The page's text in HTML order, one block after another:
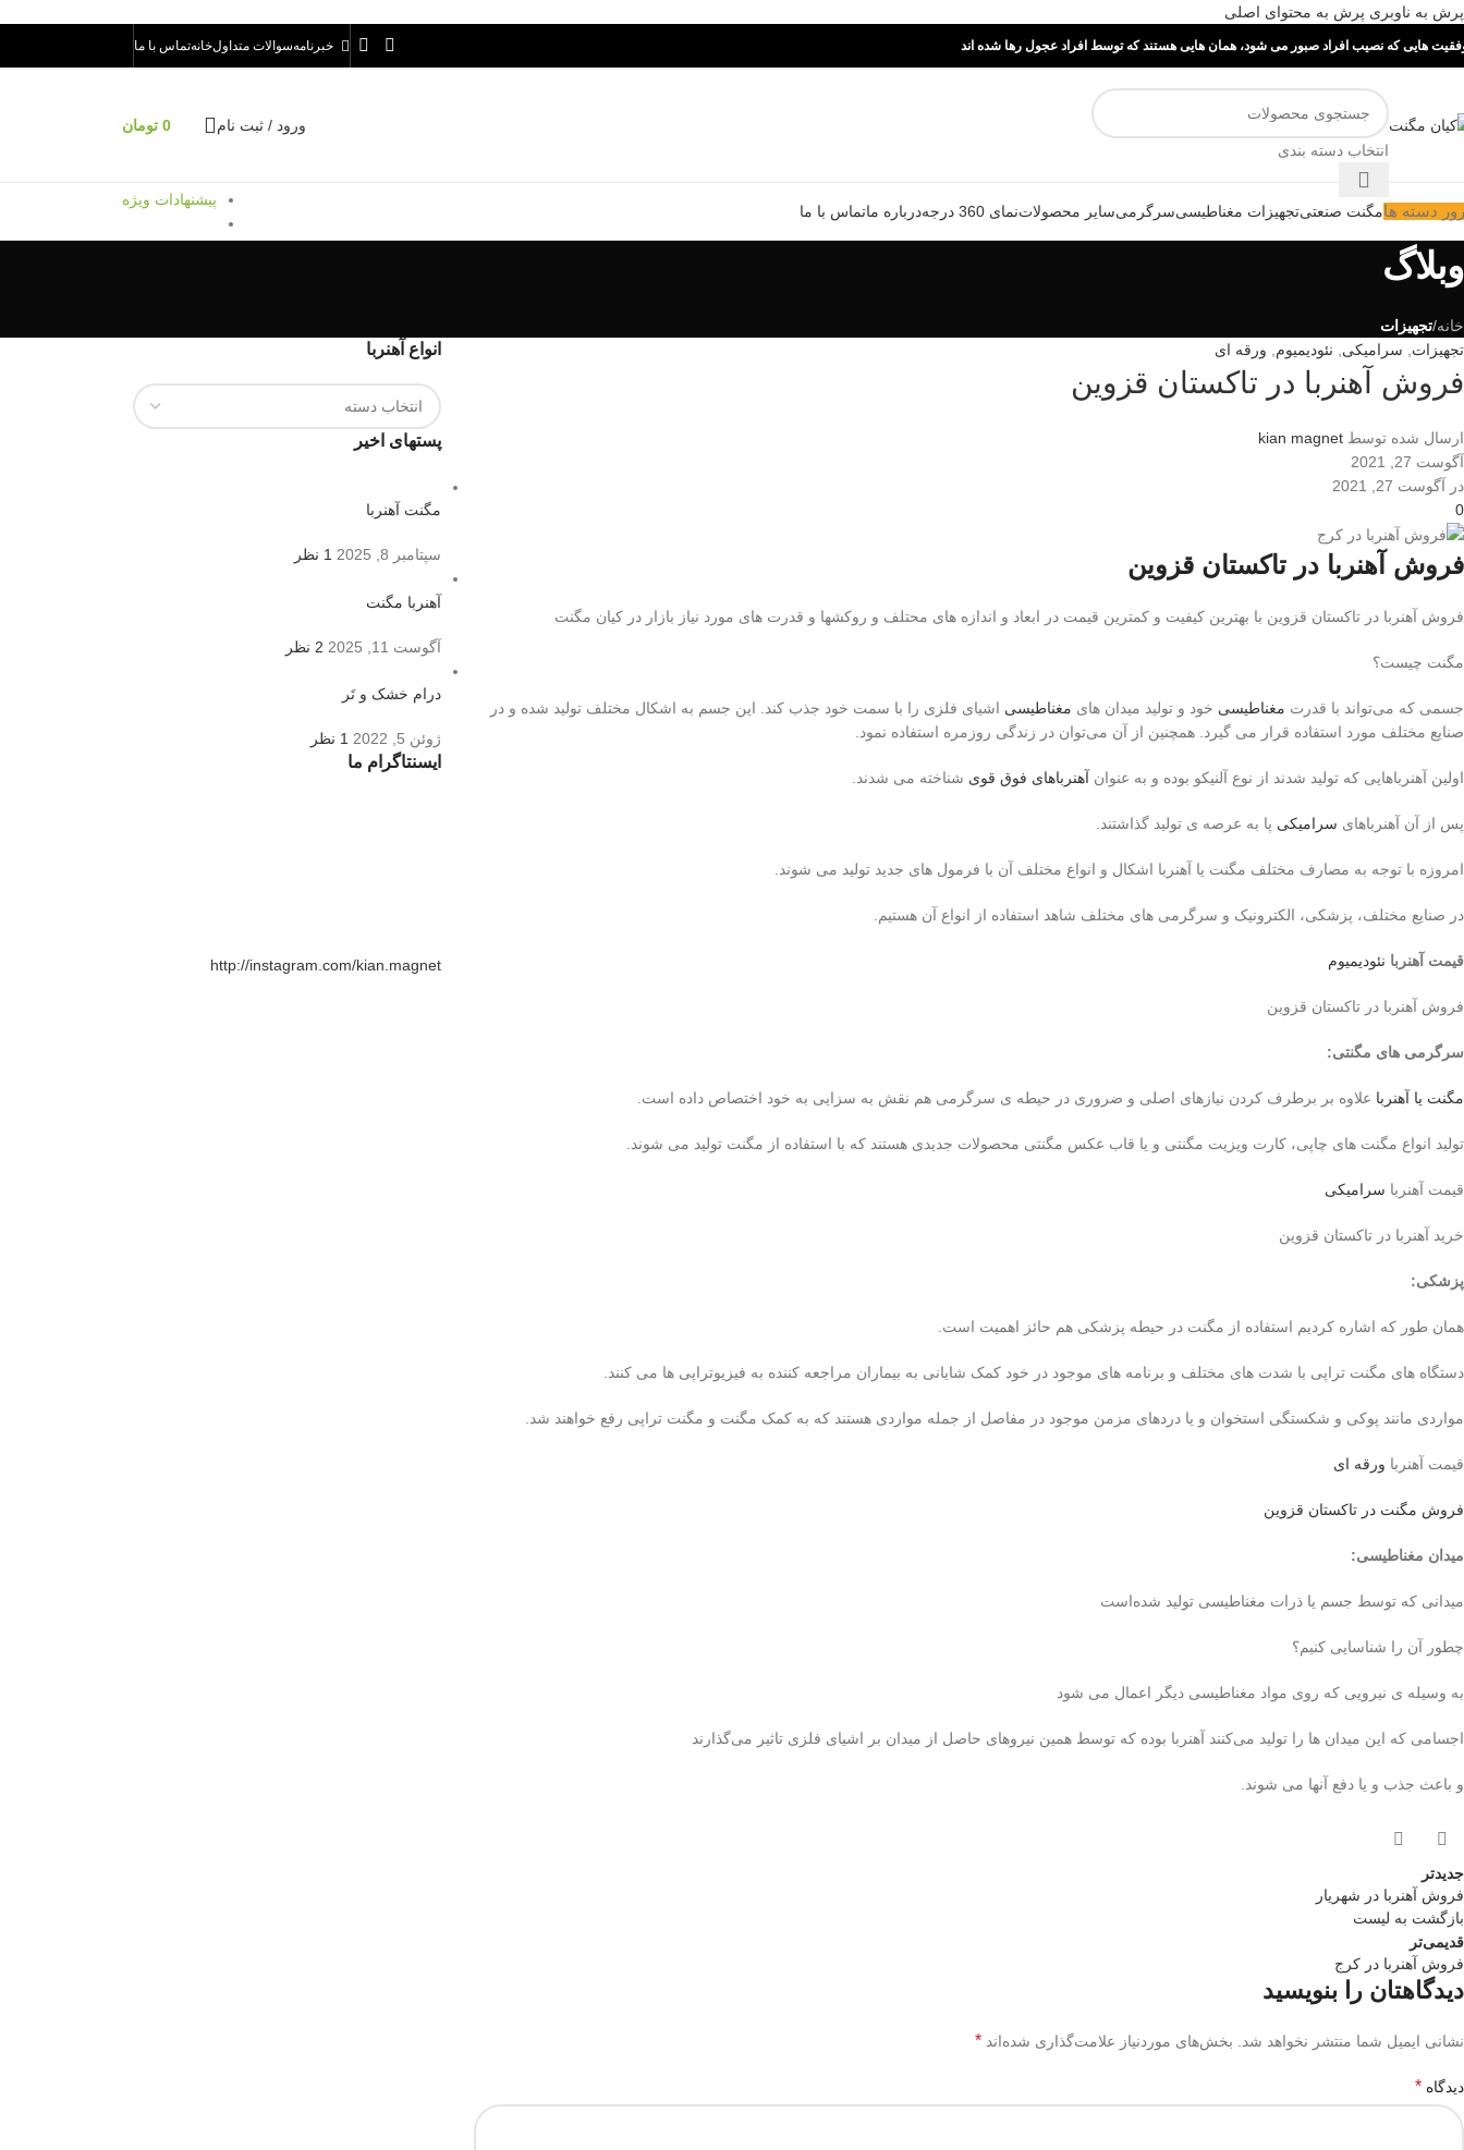
پرش به ناوبری پرش به محتوای اصلی
هایی که نصیب افراد صبور می شود، همان هایی هستند که توسط افراد عجول رها شده اند خبرنامهسوالات متداولخانهتماس با ما
انتخاب دسته بندی
ورود / ثبت نام 0 تومان
دسته هامگنت صنعتیتجهیزات مغناطیسیسرگرمیسایر محصولاتنمای 360 درجه درباره ماتماس با ما
پیشنهادات ویژه
وبلاگ
خانه/تجهیزات
تجهیزات
سرامیکی نئودیمیوم ورقه ای
فروش آهنربا در تاکستان قزوین
ارسال شده توسط kian magnet
آگوست 27, 2021
در آگوست 27, 2021
0
فروش آهنربا در تاکستان قزوین
فروش آهنربا در تاکستان قزوین با بهترین کیفیت و کمترین قیمت در ابعاد و اندازه های محتلف و روکشها و قدرت های مورد نیاز بازار در کیان مگنت
مگنت چیست؟
جسمی که می‌تواند با قدرت مغناطیسی خود و تولید میدان های مغناطیسی اشیای فلزی را با سمت خود جذب کند. این جسم به اشکال مختلف تولید شده و در
صنایع مختلف مورد استفاده قرار می گیرد. همچنین از آن می‌توان در زندگی روزمره استفاده نمود.
اولین آهنرباهایی که تولید شدند از نوع آلنیکو بوده و به عنوان آهنرباهای فوق قوی شناخته می شدند.‌
پس از آن آهنرباهای سرامیکی پا به عرصه ی تولید گذاشتند.
امروزه با توجه به مصارف مختلف مگنت یا آهنربا اشکال و انواع مختلف آن با فرمول های جدید تولید می شوند.
در صنایع مختلف، پزشکی، الکترونیک و سرگرمی های مختلف شاهد استفاده از انواع آن هستیم.
قیمت آهنربا نئودیمیوم
فروش آهنربا در تاکستان قزوین
سرگرمی های مگنتی:
مگنت یا آهنربا علاوه بر برطرف کردن نیازهای اصلی و ضروری در حیطه ی سرگرمی هم نقش به سزایی به خود اختصاص داده است.
تولید انواع مگنت های چاپی، کارت ویزیت مگنتی و یا قاب عکس مگنتی محصولات جدیدی هستند که با استفاده از مگنت تولید می شوند.
قیمت آهنربا سرامیکی
خرید آهنربا در تاکستان قزوین
پزشکی:
همان طور که اشاره کردیم استفاده از مگنت در حیطه پزشکی هم حائز اهمیت است.
دستگاه های مگنت تراپی با شدت های مختلف و برنامه های موجود در خود کمک شایانی به بيماران مراجعه کننده به فیزیوتراپی ها می کنند.
مواردی مانند پوکی و شکستگی استخوان و یا دردهای مزمن موجود در مفاصل از جمله مواردی هستند که به کمک مگنت و مگنت تراپی رفع خواهند شد.
قیمت آهنربا ورقه ای
فروش مگنت در تاکستان قزوین
میدان مغناطیسی:
میدانی که توسط جسم یا ذرات مغناطیسی تولید شده‌است
چطور آن را شناسایی کنیم؟
به وسیله ی نیرویی که روی مواد مغناطیسی ‌دیگر اعمال می شود
اجسامی که این میدان ها را تولید می‌کنند آهنربا بوده که توسط همین نیروهای حاصل از میدان بر اشیای فلزی تاثیر می‌گذارند
و باعث جذب و یا دفع آنها می شوند.
جدیدتر
فروش آهنربا در شهریار
بازگشت به لیست
قدیمی‌تر
فروش آهنربا در کرج
دیدگاهتان را بنویسید
نشانی ایمیل شما منتشر نخواهد شد. بخش‌های موردنیاز علامت‌گذاری شده‌اند *
دیدگاه *
انواع آهنربا
پستهای اخیر
مگنت آهنربا
سپتامبر 8, 2025 1 نظر
آهنربا مگنت
آگوست 11, 2025 2 نظر
درام خشک و تَر
ژوئن 5, 2022 1 نظر
ایسنتاگرام ما
http://instagram.com/kian.magnet